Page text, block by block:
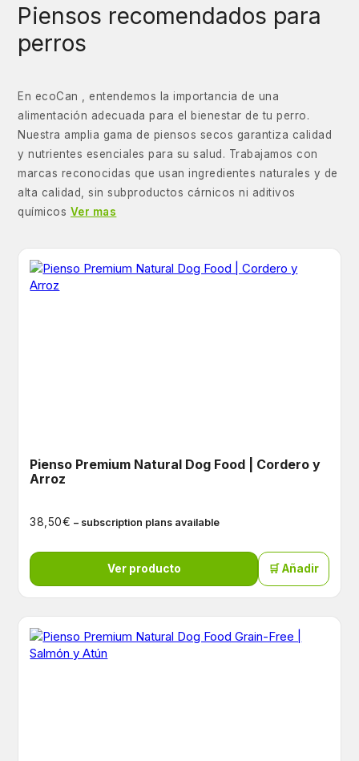
Piensos recomendados para
perros
En ecoCan , entendemos la importancia de una
alimentación adecuada para el bienestar de tu perro.
Nuestra amplia gama de piensos secos garantiza calidad
y nutrientes esenciales para su salud. Trabajamos con
marcas reconocidas que usan ingredientes naturales y de
alta calidad, sin subproductos cárnicos ni aditivos
químicos Ver mas
Pienso Premium Natural Dog Food | Cordero y
Arroz
38,50€ – subscription plans available
Ver producto 🛒 Añadir